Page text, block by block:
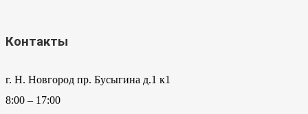
Контакты
г. Н. Новгород пр. Бусыгина д.1 к1
8:00 – 17:00